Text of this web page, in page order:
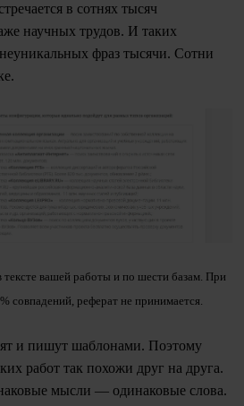
в сотнях тысяч
научных трудов. И таких
фраз тысячи. Сотни
вашей работы и по шести базам. При
совпадений, реферат не принимается.
и пишут шаблонами. Поэтому
работ так похожи друг на друга.
мысли — одинаковые слова.